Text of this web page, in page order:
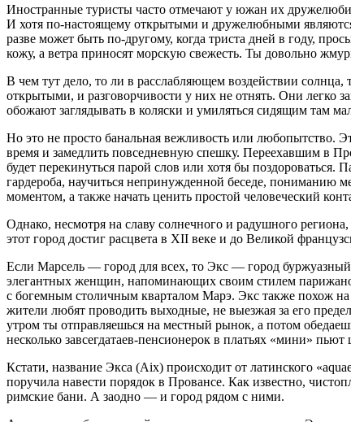
Иностранные туристы часто отмечают у южан их
И хотя по-настоящему открытыми и дружелюбными
разве может быть по-другому, когда триста дней в году,
кожу, а ветра приносят морскую свежесть. Ты довольно
В чем тут дело, то ли в расслабляющем воздействии
открытыми, и разговорчивости у них не отнять. Они легко
обожают заглядывать в коляски и умиляться сидящим там
Но это не просто банальная вежливость или любопытство.
время и замедлить повседневную спешку. Переехавшим в
будет перекинуться парой слов или хотя бы поздороваться.
гардероба, научиться непринужденной беседе, пониманию
моментом, а также начать ценить простой человеческий
Однако, несмотря на славу солнечного и радушного
этот город достиг расцвета в XII веке и до Великой
Если Марсель — город для всех, то Экс — город
элегантных женщин, напоминающих своим стилем
с богемным столичным кварталом Марэ. Экс также похож на
жители любят проводить выходные, не выезжая за его
утром ты отправляешься на местный рынок, а потом
несколько завсегдатаев-пенсионерок в платьях «мини» пьют
Кстати, название Экса (Aix) происходит от латинского
поручила навести порядок в Провансе. Как известно,
римские бани. А заодно — и город рядом с ними.